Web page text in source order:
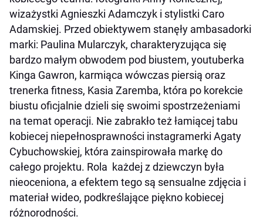
wizażystki Agnieszki Adamczyk i stylistki Caro
Adamskiej. Przed obiektywem stanęły ambasadorki
marki: Paulina Mularczyk, charakteryzująca się
bardzo małym obwodem pod biustem, youtuberka
Kinga Gawron, karmiąca wówczas piersią oraz
trenerka fitness, Kasia Zaremba, która po korekcie
biustu oficjalnie dzieli się swoimi spostrzeżeniami
na temat operacji. Nie zabrakło też łamiącej tabu
kobiecej niepełnosprawności instagramerki Agaty
Cybuchowskiej, która zainspirowała markę do
całego projektu. Rola każdej z dziewczyn była
nieoceniona, a efektem tego są sensualne zdjęcia i
materiał wideo, podkreślające piękno kobiecej
różnorodności.